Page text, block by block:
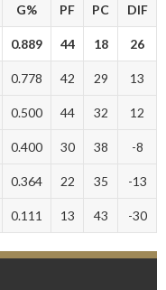
G% PF PC DIF
0.889 44 18 26
0.778 42 29 13
0.500 44 32 12
0.400 30 38 -8
0.364 22 35 -13
0.111 13 43 -30